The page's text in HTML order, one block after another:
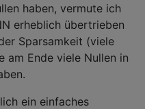
haben, vermute ich
erheblich übertrieben
Sparsamkeit (viele
am Ende viele Nullen in
ein einfaches